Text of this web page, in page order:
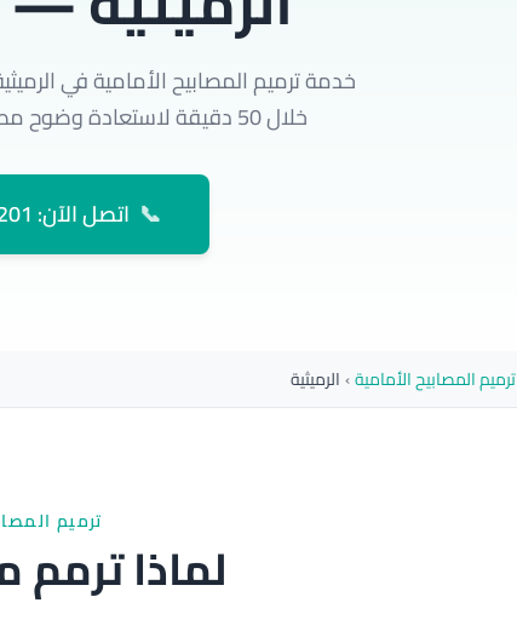
خدمة ترميم المصابيح الأمامية في
خلال 50 دقيقة لاستعادة وضوح مصابيحك الكريستالي. احجز الآن وأمّن رؤيتك الليلية.
📞 اتصل الآن: 65089201
ترميم المصابيح الأمامية›الرميثية
ترميم
لماذا